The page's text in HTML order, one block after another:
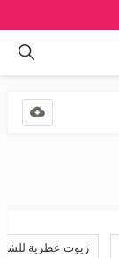
زيوت عطرية